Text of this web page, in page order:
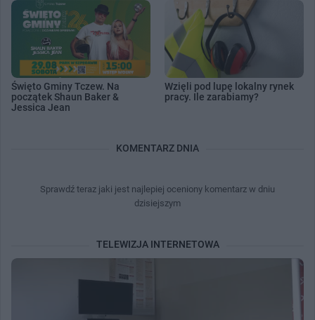
Święto Gminy Tczew. Na
początek Shaun Baker &
Jessica Jean
Wzięli pod lupę lokalny rynek
pracy. Ile zarabiamy?
KOMENTARZ DNIA
Sprawdź teraz jaki jest najlepiej oceniony komentarz w dniu
dzisiejszym
TELEWIZJA INTERNETOWA